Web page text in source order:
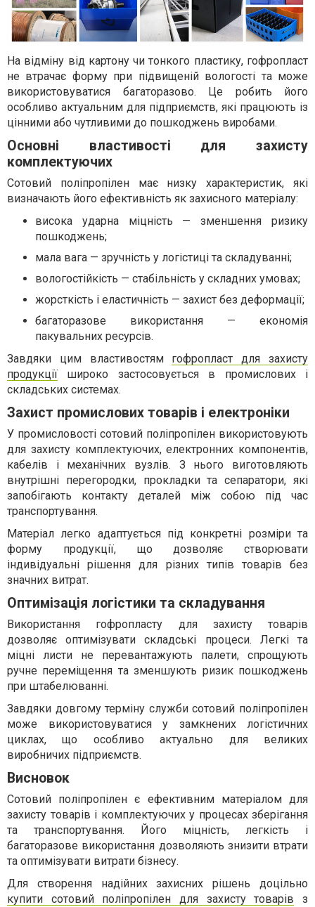
На відміну від картону чи тонкого пластику, гофропласт
не втрачає форму при підвищеній вологості та може
використовуватися багаторазово. Це робить його
особливо актуальним для підприємств, які працюють із
цінними або чутливими до пошкоджень виробами.
Основні властивості для захисту
комплектуючих
Сотовий поліпропілен має низку характеристик, які
визначають його ефективність як захисного матеріалу:
висока ударна міцність — зменшення ризику
пошкоджень;
мала вага — зручність у логістиці та складуванні;
вологостійкість — стабільність у складних умовах;
жорсткість і еластичність — захист без деформації;
багаторазове використання — економія
пакувальних ресурсів.
Завдяки цим властивостям гофропласт для захисту
продукції широко застосовується в промислових і
складських системах.
Захист промислових товарів і електроніки
У промисловості сотовий поліпропілен використовують
для захисту комплектуючих, електронних компонентів,
кабелів і механічних вузлів. З нього виготовляють
внутрішні перегородки, прокладки та сепаратори, які
запобігають контакту деталей між собою під час
транспортування.
Матеріал легко адаптується під конкретні розміри та
форму продукції, що дозволяє створювати
індивідуальні рішення для різних типів товарів без
значних витрат.
Оптимізація логістики та складування
Використання гофропласту для захисту товарів
дозволяє оптимізувати складські процеси. Легкі та
міцні листи не перевантажують палети, спрощують
ручне переміщення та зменшують ризик пошкоджень
при штабелюванні.
Завдяки довгому терміну служби сотовий поліпропілен
може використовуватися у замкнених логістичних
циклах, що особливо актуально для великих
виробничих підприємств.
Висновок
Сотовий поліпропілен є ефективним матеріалом для
захисту товарів і комплектуючих у процесах зберігання
та транспортування. Його міцність, легкість і
багаторазове використання дозволяють знизити втрати
та оптимізувати витрати бізнесу.
Для створення надійних захисних рішень доцільно
купити сотовий поліпропілен для захисту товарів з